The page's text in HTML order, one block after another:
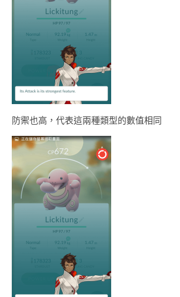
防禦也高，代表這兩種類型的數值相同